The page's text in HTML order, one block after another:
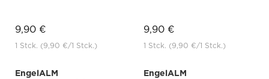
9,90 €
1 Stck. (9,90 €/1 Stck.)
9,90 €
1 Stck. (9,90 €/1 Stck.)
EngelALM
EngelALM